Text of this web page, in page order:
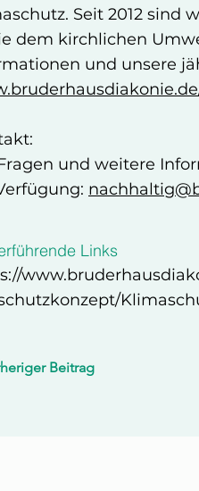
Seit 2012 sind
dem kirchlichen
und unsere
und weitere
Links
Beitrag